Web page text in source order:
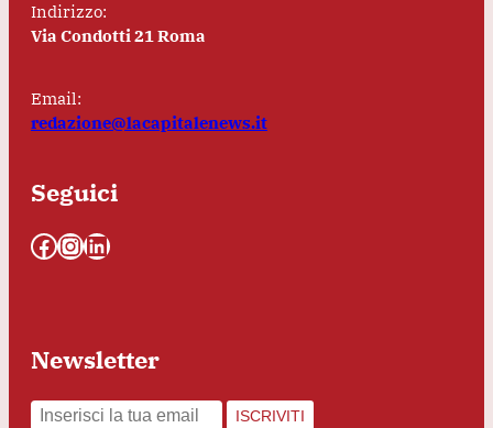
Indirizzo:
Via Condotti 21 Roma
Email:
redazione@lacapitalenews.it
Seguici
Facebook InstagramLinkedIn
Newsletter
ISCRIVITI